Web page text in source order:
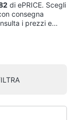
di ePRICE. Scegli
consegna
i prezzi e